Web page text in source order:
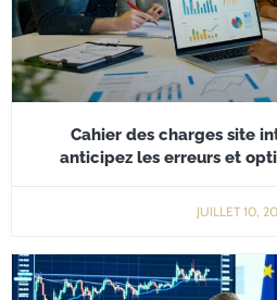
Cahier des charges site
anticipez les erreurs et
JUILLET 10,